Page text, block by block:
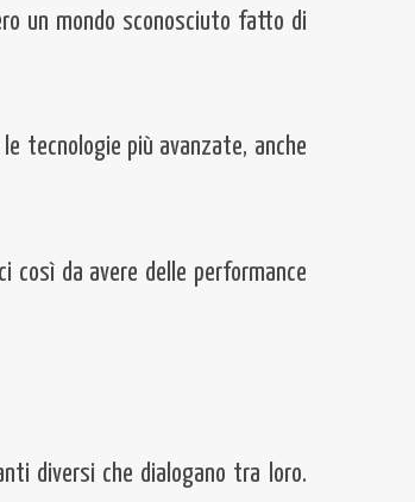
un mondo sconosciuto fatto di
tecnologie più avanzate, anche
così da avere delle performance
diversi che dialogano tra loro.